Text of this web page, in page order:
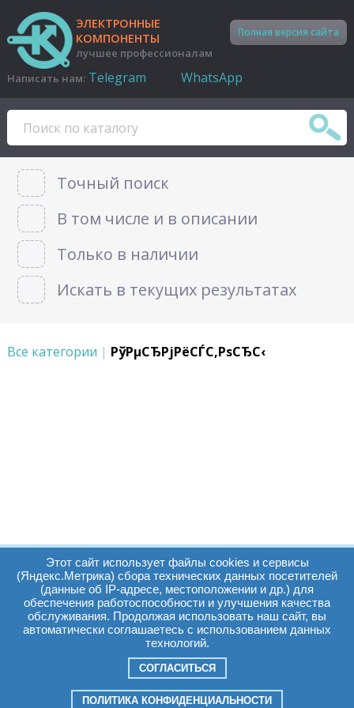
ЭЛЕКТРОННЫЕ
КОМПОНЕНТЫ
лучшее профессионалам
Полная версия сайта
Написать нам: Telegram WhatsApp
Точный поиск
В том числе и в описании
Только в наличии
Искать в текущих результатах
Все категории | РўРµСЂРјРёСЃС‚РѕСЂС‹
Часы работы:
Суб. Воскр. вых.
Томск, пр. Ленина г,
д. 159
Этот сайт использует файлы cookies и сервисы
(Яндекс.Метрика) сбора технических данных посетителей
(данные об IP-адресе, местоположении и др.) для
обеспечения работоспособности и улучшения качества
обслуживания. Продолжая использовать наш сайт, вы
автоматически соглашаетесь с использованием данных
технологий.
СОГЛАСИТЬСЯ
ПОЛИТИКА КОНФИДЕНЦИАЛЬНОСТИ